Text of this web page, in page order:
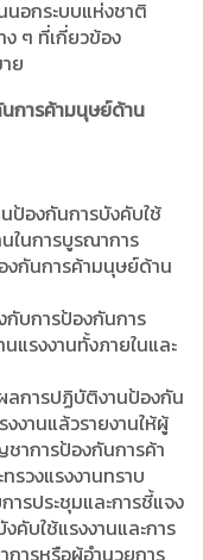
นอกระบบแห่งชาติ
ๆ ที่เกี่ยวข้อง
ย
การค้ามนุษย์ด้าน
ป้องกันการบังคับใช้
ในการบูรณาการ
กันการค้ามนุษย์ด้าน
กับการป้องกันการ
แรงงานทั้งภายในและ
ลการปฏิบัติงานป้องกัน
งานแล้วรายงานให้ผู้
าการป้องกันการค้า
รวงแรงงานทราบ
รประชุมและการชี้แจง
คับใช้แรงงานและการ
ารหรือผู้อำนวยการ